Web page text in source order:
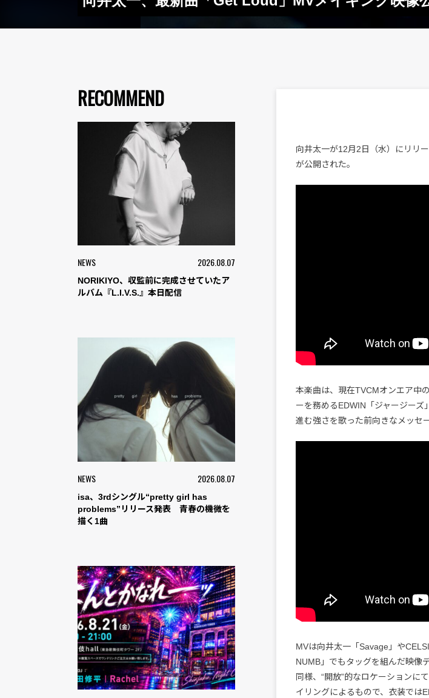
RECOMMEND
NEWS 2026.08.07
NORIKIYO、収監前に完成させていたア
ルバム『L.I.V.S.』本日配信
NEWS 2026.08.07
isa、3rdシングル“pretty girl has
problems”リリース発表 青春の機微を
描く1曲
向井太一が12月2日（水）にリリ
が公開された。
本楽曲は、現在TVCMオンエア中
ーを務めるEDWIN「ジャージー
進む強さを歌った前向きなメッセ
MVは向井太一「Savage」や
NUMB」でもタッグを組んだ映像
同様、“開放”的なロケーションに
イリングによるもので、衣装では